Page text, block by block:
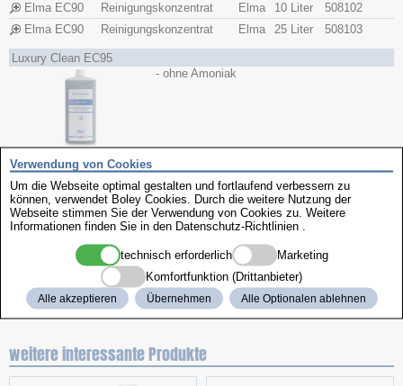
Elma EC90
Reinigungskonzentrat Elma 10 Liter
508102
Elma EC90
Reinigungskonzentrat Elma 25 Liter 508103
Luxury Clean EC95
- ohne Amoniak
Name Ausführung FabrikatInhalt Art.-Nr.
Elma EC95 Reinigungskonzentrat Elma 1 Liter
Elma EC95
Reinigungskonzentrat Elma 5 Liter
508088
Reinigungskonzentrat Elma 10 Liter
Elma EC95
Reinigungskonzentrat Elma 25 Liter 508091
weitere interessante Produkte
Verwendung von Cookies
Um die Webseite optimal gestalten und fortlaufend verbessern zu
können, verwendet Boley Cookies. Durch die weitere Nutzung der
Webseite stimmen Sie der Verwendung von Cookies zu. Weitere
Informationen finden Sie in den Datenschutz-Richtlinien
technisch erforderlich
Marketing
Komfortfunktion (Drittanbieter)
Alle akzeptieren Übernehmen Alle Optionalen ablehnen